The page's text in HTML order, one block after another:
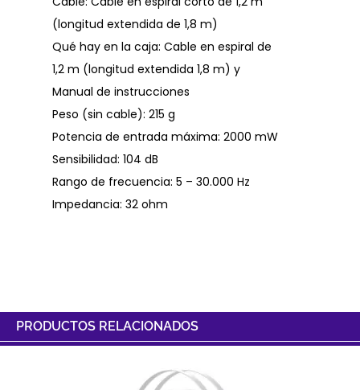
(longitud extendida de 1,8 m)
Qué hay en la caja: Cable en espiral de
1,2 m (longitud extendida 1,8 m) y
Manual de instrucciones
Peso (sin cable): 215 g
Potencia de entrada máxima: 2000 mW
Sensibilidad: 104 dB
Rango de frecuencia: 5 – 30.000 Hz
Impedancia: 32 ohm
PRODUCTOS RELACIONADOS